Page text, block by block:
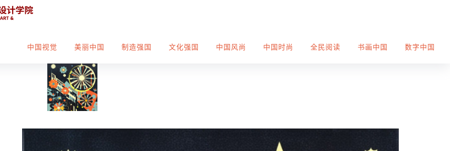
中国视觉 美丽中国 制造强国 文化强国 中国风尚 中国时尚 全民阅读 书画中国 数字中国